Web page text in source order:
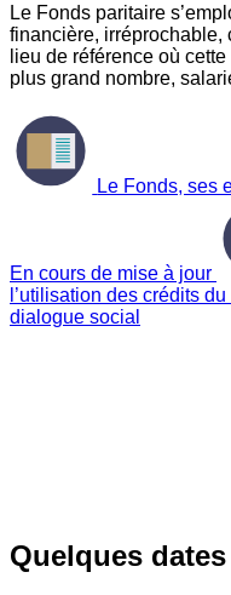
Le Fonds paritaire
financière, irréprochable,
lieu de référence où
plus grand nombre,
Le Fonds, ses
En cours de mise à jour
l’utilisation des crédits
dialogue social
Quelques